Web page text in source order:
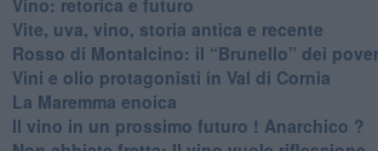
​Vino: retorica e futuro
​Vite, uva, vino, storia antica e recente
​Rosso di Montalcino: il “Brunello” dei
Vini e olio protagonisti in Val di Cornia
​La Maremma enoica
Il vino in un prossimo futuro ! Anarchico ?